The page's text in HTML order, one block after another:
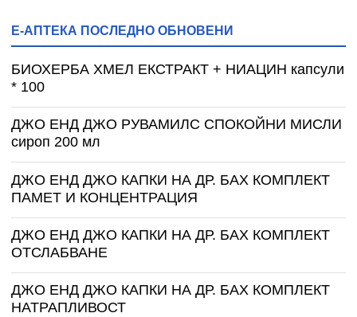
Е-АПТЕКА ПОСЛЕДНО ОБНОВЕНИ
БИОХЕРБА ХМЕЛ ЕКСТРАКТ + НИАЦИН капсули
* 100
ДЖО ЕНД ДЖО РУВАМИЛС СПОКОЙНИ МИСЛИ
сироп 200 мл
ДЖО ЕНД ДЖО КАПКИ НА ДР. БАХ КОМПЛЕКТ
ПАМЕТ И КОНЦЕНТРАЦИЯ
ДЖО ЕНД ДЖО КАПКИ НА ДР. БАХ КОМПЛЕКТ
ОТСЛАБВАНЕ
ДЖО ЕНД ДЖО КАПКИ НА ДР. БАХ КОМПЛЕКТ
НАТРАПЛИВОСТ